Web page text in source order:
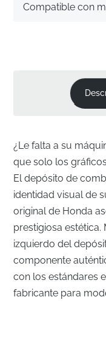
Compatible con
¿Le falta a su
que solo los
El depósito de
identidad visual de
original de Honda
prestigiosa
izquierdo del
componente
con los estándares
fabricante para